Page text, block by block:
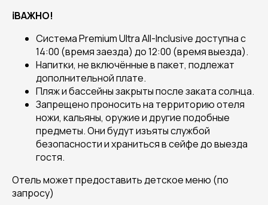
ℹ️ВАЖНО!
Система Premium Ultra All-Inclusive доступна с
14:00 (время заезда) до 12:00 (время выезда).
Напитки, не включённые в пакет, подлежат
дополнительной плате.
Пляж и бассейны закрыты после заката солнца.
Запрещено проносить на территорию отеля
ножи, кальяны, оружие и другие подобные
предметы. Они будут изъяты службой
безопасности и храниться в сейфе до выезда
гостя.
Отель может предоставить детское меню (по
запросу)